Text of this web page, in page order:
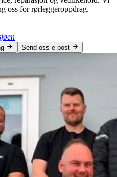
oss for rørleggeroppdrag.
Send oss e-post